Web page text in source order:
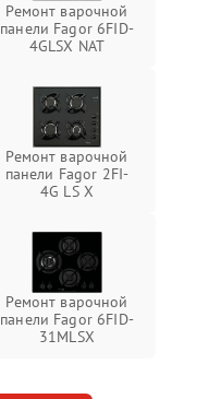
Ремонт варочной
панели Fagor 6FID-
4GLSX NAT
Ремонт варочной
панели Fagor 2FI-
4G LS X
Ремонт варочной
панели Fagor 6FID-
31MLSX